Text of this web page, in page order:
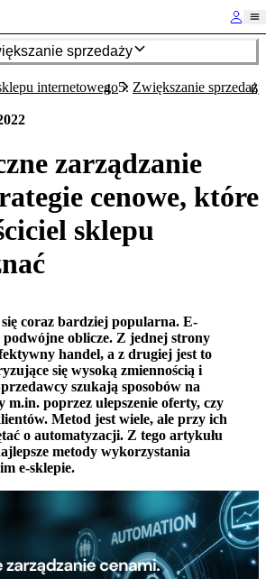
sprzedaży
internetowego Zwiększanie sprzedaży
zarządzanie
cenowe, które
sklepu
coraz bardziej popularna. E-
oblicze. Z jednej strony
handel, a z drugiej jest to
się wysoką zmiennością i
szukają sposobów na
m.in. poprzez ulepszenie oferty, czy
Metod jest wiele, ale przy ich
o automatyzacji. Z tego artykułu
metody wykorzystania
e-sklepie.